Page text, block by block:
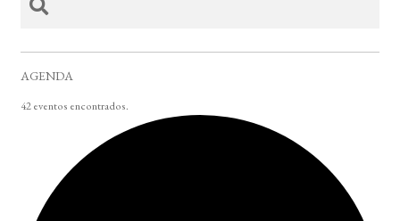
AGENDA
42 eventos encontrados.